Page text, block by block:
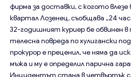
фирма за доставки, с когото
квартал Лозенец, съобщава „24
32-годишният куриер бе обвинен в
телесна повреда по хулигански
прокурор е преценил, че няма да
мъжа и му е определил парична
Инцидентът стана в четвъртък